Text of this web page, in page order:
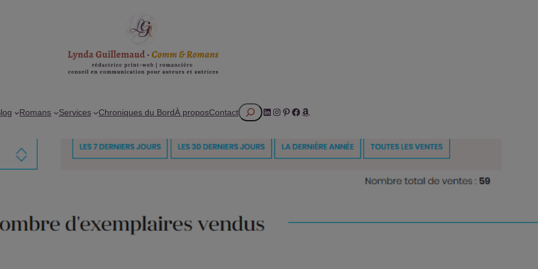
Romans Services Chroniques du BordÀ proposContactRechercherLinkedIn
Instagram
Pinterest
Facebook
Amazon